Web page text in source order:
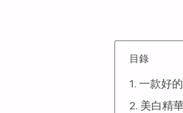
目錄
一款好
美白精